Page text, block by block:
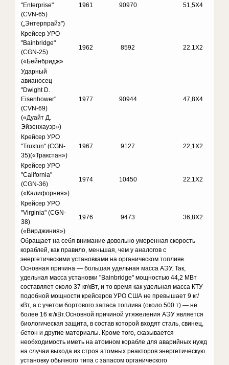
"Enterprise"
(CVN-65)
(„Энтерпрайз")
1961 90970 51,5X4
Крейсер УРО
"Bainbridge"
(CGN-25)
(«Бейнбридж»
1962 8592 22.1X2
Ударный
авианосец
"Dwight D.
Eisenhower"
(CVN-69)
(«Дуайт Д.
Эйзенхауэр»)
1977 90944 47,8X4
Крейсер УРО
"Truxtun" (CGN-
35)(«Тракстан»)
1967 9127 22,1X2
Крейсер УРО
"California"
(CGN-36)
(«Калифорния»)
1974 10450 22,1X2
Крейсер УРО
"Virginia" (CGN-
38)
(«Вирджиния»)
1976 9473 36,8X2
Обращает на себя внимание довольно умеренная скорость
кораблей, как правило, меньшая, чем у аналогов с
энергетическими установками на органическом топливе.
Основная причина — большая удельная масса АЭУ. Так,
удельная масса установки "Bainbridge" мощностью 44,2 МВт
составляет около 37 кг/кВт, и то время как удельная масса КТУ
подобной мощности крейсеров УРО США не превышает 9 кг/
кВт, а с учетом бортового запаса топлива (около 500 т) — не
более 16 кг/кВт.Основной причиной утяжеления АЭУ является
биологическая защита, в состав которой входят сталь, свинец,
бетон и другие материалы. Кроме того, сказывается
необходимость иметь на атомном корабле для аварийных нужд
на случаи выхода из строя атомных реакторов энергетическую
установку обычного типа с запасом органического